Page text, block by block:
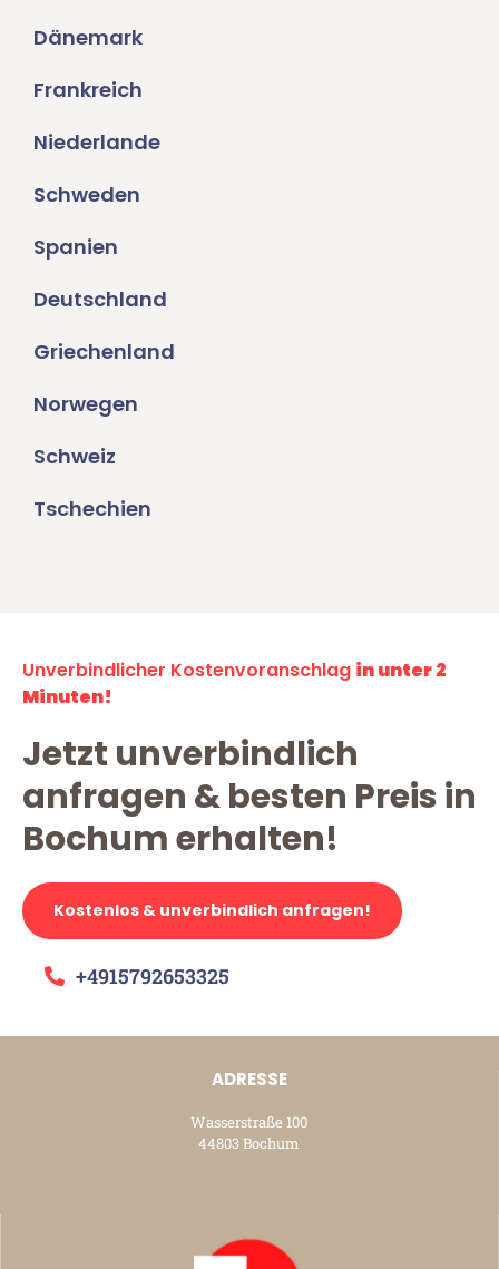
Dänemark
Frankreich
Niederlande
Schweden
Spanien
Deutschland
Griechenland
Norwegen
Schweiz
Tschechien
Unverbindlicher Kostenvoranschlag in unter 2
Minuten!
Jetzt unverbindlich
anfragen & besten Preis in
Bochum erhalten!
Kostenlos & unverbindlich anfragen!
+4915792653325
ADRESSE
Wasserstraße 100
44803 Bochum